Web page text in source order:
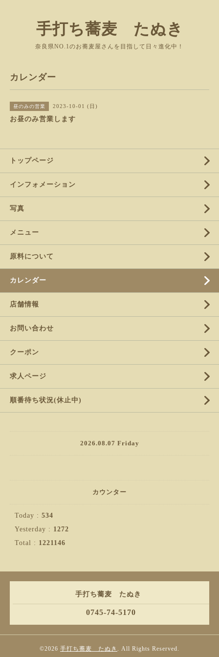
手打ち蕎麦 たぬき
奈良県NO.1のお蕎麦屋さんを目指して日々進化中！
カレンダー
昼のみの営業 2023-10-01 (日)
お昼のみ営業します
トップページ
インフォメーション
写真
メニュー
原料について
カレンダー
店舗情報
お問い合わせ
クーポン
求人ページ
順番待ち状況(休止中)
2026.08.07 Friday
カウンター
Today : 534
Yesterday : 1272
Total : 1221146
手打ち蕎麦 たぬき
0745-74-5170
©2026 手打ち蕎麦 たぬき . All Rights Reserved.